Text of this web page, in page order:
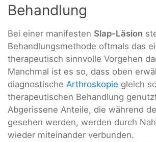
Behandlung
Bei einer manifesten Slap-Läsion
Behandlungsmethode oftmals das
therapeutisch sinnvolle Vorgehen
Manchmal ist es so, dass oben
diagnostische Arthroskopie gleich
therapeutischen Behandlung
Abgerissene Anteile, die während
gesehen werden, werden durch
wieder miteinander verbunden.